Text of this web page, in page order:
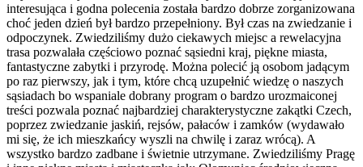
interesująca i godna polecenia została bardzo dobrze zorganizowana
choć jeden dzień był bardzo przepełniony. Był czas na zwiedzanie i
odpoczynek. Zwiedziliśmy dużo ciekawych miejsc a rewelacyjna
trasa pozwalała częściowo poznać sąsiedni kraj, piękne miasta,
fantastyczne zabytki i przyrodę. Można polecić ją osobom jadącym
po raz pierwszy, jak i tym, które chcą uzupełnić wiedzę o naszych
sąsiadach bo wspaniale dobrany program o bardzo urozmaiconej
treści pozwala poznać najbardziej charakterystyczne zakątki Czech,
poprzez zwiedzanie jaskiń, rejsów, pałaców i zamków (wydawało
mi się, że ich mieszkańcy wyszli na chwilę i zaraz wrócą). A
wszystko bardzo zadbane i świetnie utrzymane. Zwiedziliśmy Pragę